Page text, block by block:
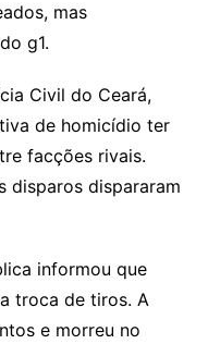
mas
g1.
Civil do Ceará,
de homicídio ter
facções rivais.
disparos dispararam
informou que
troca de tiros. A
e morreu no